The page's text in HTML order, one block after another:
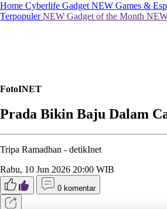
Home Cyberlife Gadget NEW Games &
TerpopulerNEW Gadget of the Month
FotoINET
Prada Bikin Baju Dalam
Tripa Ramadhan - detikInet
Rabu, 10 Jun 2026 20:00 WIB
0 komentar